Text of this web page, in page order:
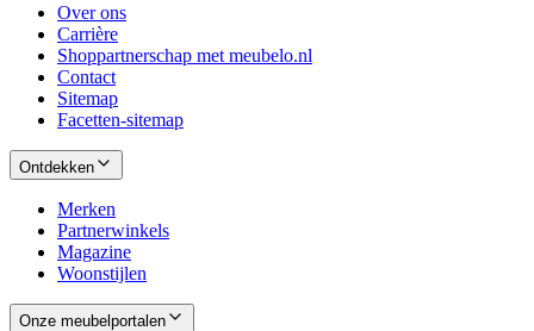
Over ons
Carrière
Shoppartnerschap met meubelo.nl
Contact
Sitemap
Facetten-sitemap
Ontdekken
Merken
Partnerwinkels
Magazine
Woonstijlen
Onze meubelportalen